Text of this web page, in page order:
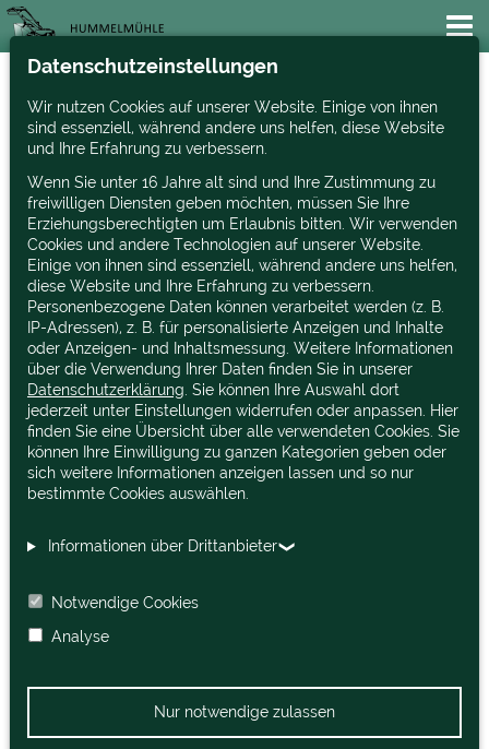
Datenschutzeinstellungen
Wir nutzen Cookies auf unserer Website. Einige von ihnen
sind essenziell, während andere uns helfen, diese Website
und Ihre Erfahrung zu verbessern.
Wenn Sie unter 16 Jahre alt sind und Ihre Zustimmung zu
freiwilligen Diensten geben möchten, müssen Sie Ihre
Erziehungsberechtigten um Erlaubnis bitten. Wir verwenden
Cookies und andere Technologien auf unserer Website.
Einige von ihnen sind essenziell, während andere uns helfen,
diese Website und Ihre Erfahrung zu verbessern.
Personenbezogene Daten können verarbeitet werden (z. B.
IP-Adressen), z. B. für personalisierte Anzeigen und Inhalte
oder Anzeigen- und Inhaltsmessung. Weitere Informationen
über die Verwendung Ihrer Daten finden Sie in unserer
Datenschutzerklärung. Sie können Ihre Auswahl dort
jederzeit unter Einstellungen widerrufen oder anpassen. Hier
finden Sie eine Übersicht über alle verwendeten Cookies. Sie
können Ihre Einwilligung zu ganzen Kategorien geben oder
sich weitere Informationen anzeigen lassen und so nur
bestimmte Cookies auswählen.
Informationen über Drittanbieter
Notwendige Cookies
Analyse
Nur notwendige zulassen
Hier sehen Sie einige
Referenzen von uns.
Kommunaltraktoren
Kommunaltraktoren von 16 bis
57 PS in verschiedenen
Ausstattungen.
KOMMUNALTRAKTOREN